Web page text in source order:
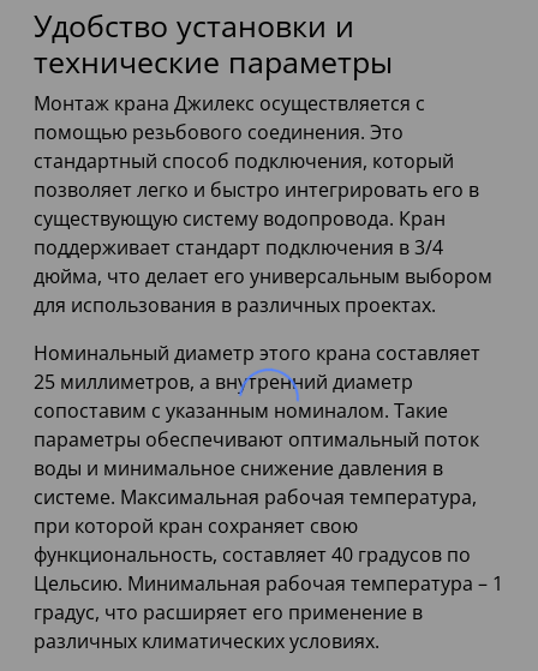
Удобство установки и
технические параметры
Монтаж крана Джилекс осуществляется с
помощью резьбового соединения. Это
стандартный способ подключения, который
позволяет легко и быстро интегрировать его в
существующую систему водопровода. Кран
поддерживает стандарт подключения в 3/4
дюйма, что делает его универсальным выбором
для использования в различных проектах.
Номинальный диаметр этого крана составляет
25 миллиметров, а внутренний диаметр
сопоставим с указанным номиналом. Такие
параметры обеспечивают оптимальный поток
воды и минимальное снижение давления в
системе. Максимальная рабочая температура,
при которой кран сохраняет свою
функциональность, составляет 40 градусов по
Цельсию. Минимальная рабочая температура – 1
градус, что расширяет его применение в
различных климатических условиях.